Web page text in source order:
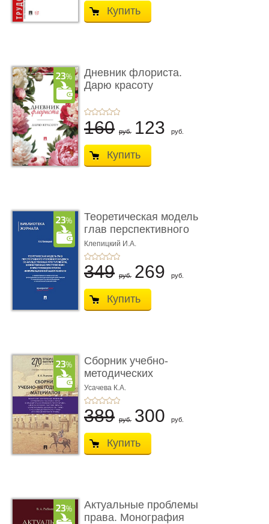
Купить
Дневник флориста.
Дарю красоту
160 руб. 123 руб.
Купить
Теоретическая модель
глав перспективного
УК о ...
Клепицкий И.А.
349 руб. 269 руб.
Купить
Сборник учебно-
методических
материалов по кур ...
Усачева К.А.
389 руб. 300 руб.
Купить
Актуальные проблемы
права. Монография